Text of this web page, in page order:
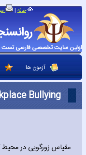
اولین سایت تخصصی فارسی تست
خانه |
آزمون ها
Bullying
مقیاس زورگویی در محیط